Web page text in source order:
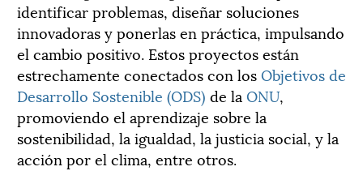
identificar problemas, diseñar soluciones
innovadoras y ponerlas en práctica, impulsando
el cambio positivo. Estos proyectos están
estrechamente conectados con losObjetivos de
Desarrollo Sostenible (ODS) de la ONU,
promoviendo el aprendizaje sobre la
sostenibilidad, la igualdad, la justicia social, y la
acción por el clima, entre otros.